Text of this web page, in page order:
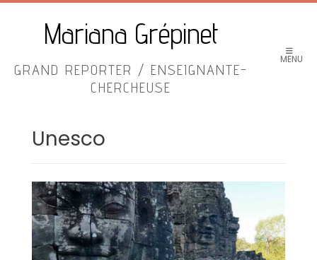
Mariana Grépinet
GRAND REPORTER / ENSEIGNANTE-
CHERCHEUSE
MENU
Unesco